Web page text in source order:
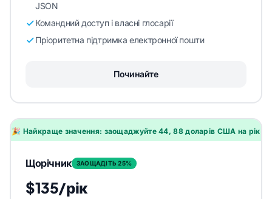
JSON
Командний доступ і власні глосарії
Пріоритетна підтримка електронної пошти
Починайте
🎉 Найкраще значення: заощаджуйте 44, 88 доларів США на рік
Щорічник ЗАОЩАДІТЬ 25%
$135/рік